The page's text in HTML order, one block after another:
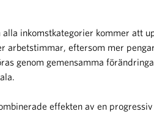
alla inkomstkategorier kommer att
arbetstimmar, eftersom mer
genom gemensamma
effekten av en progressiv